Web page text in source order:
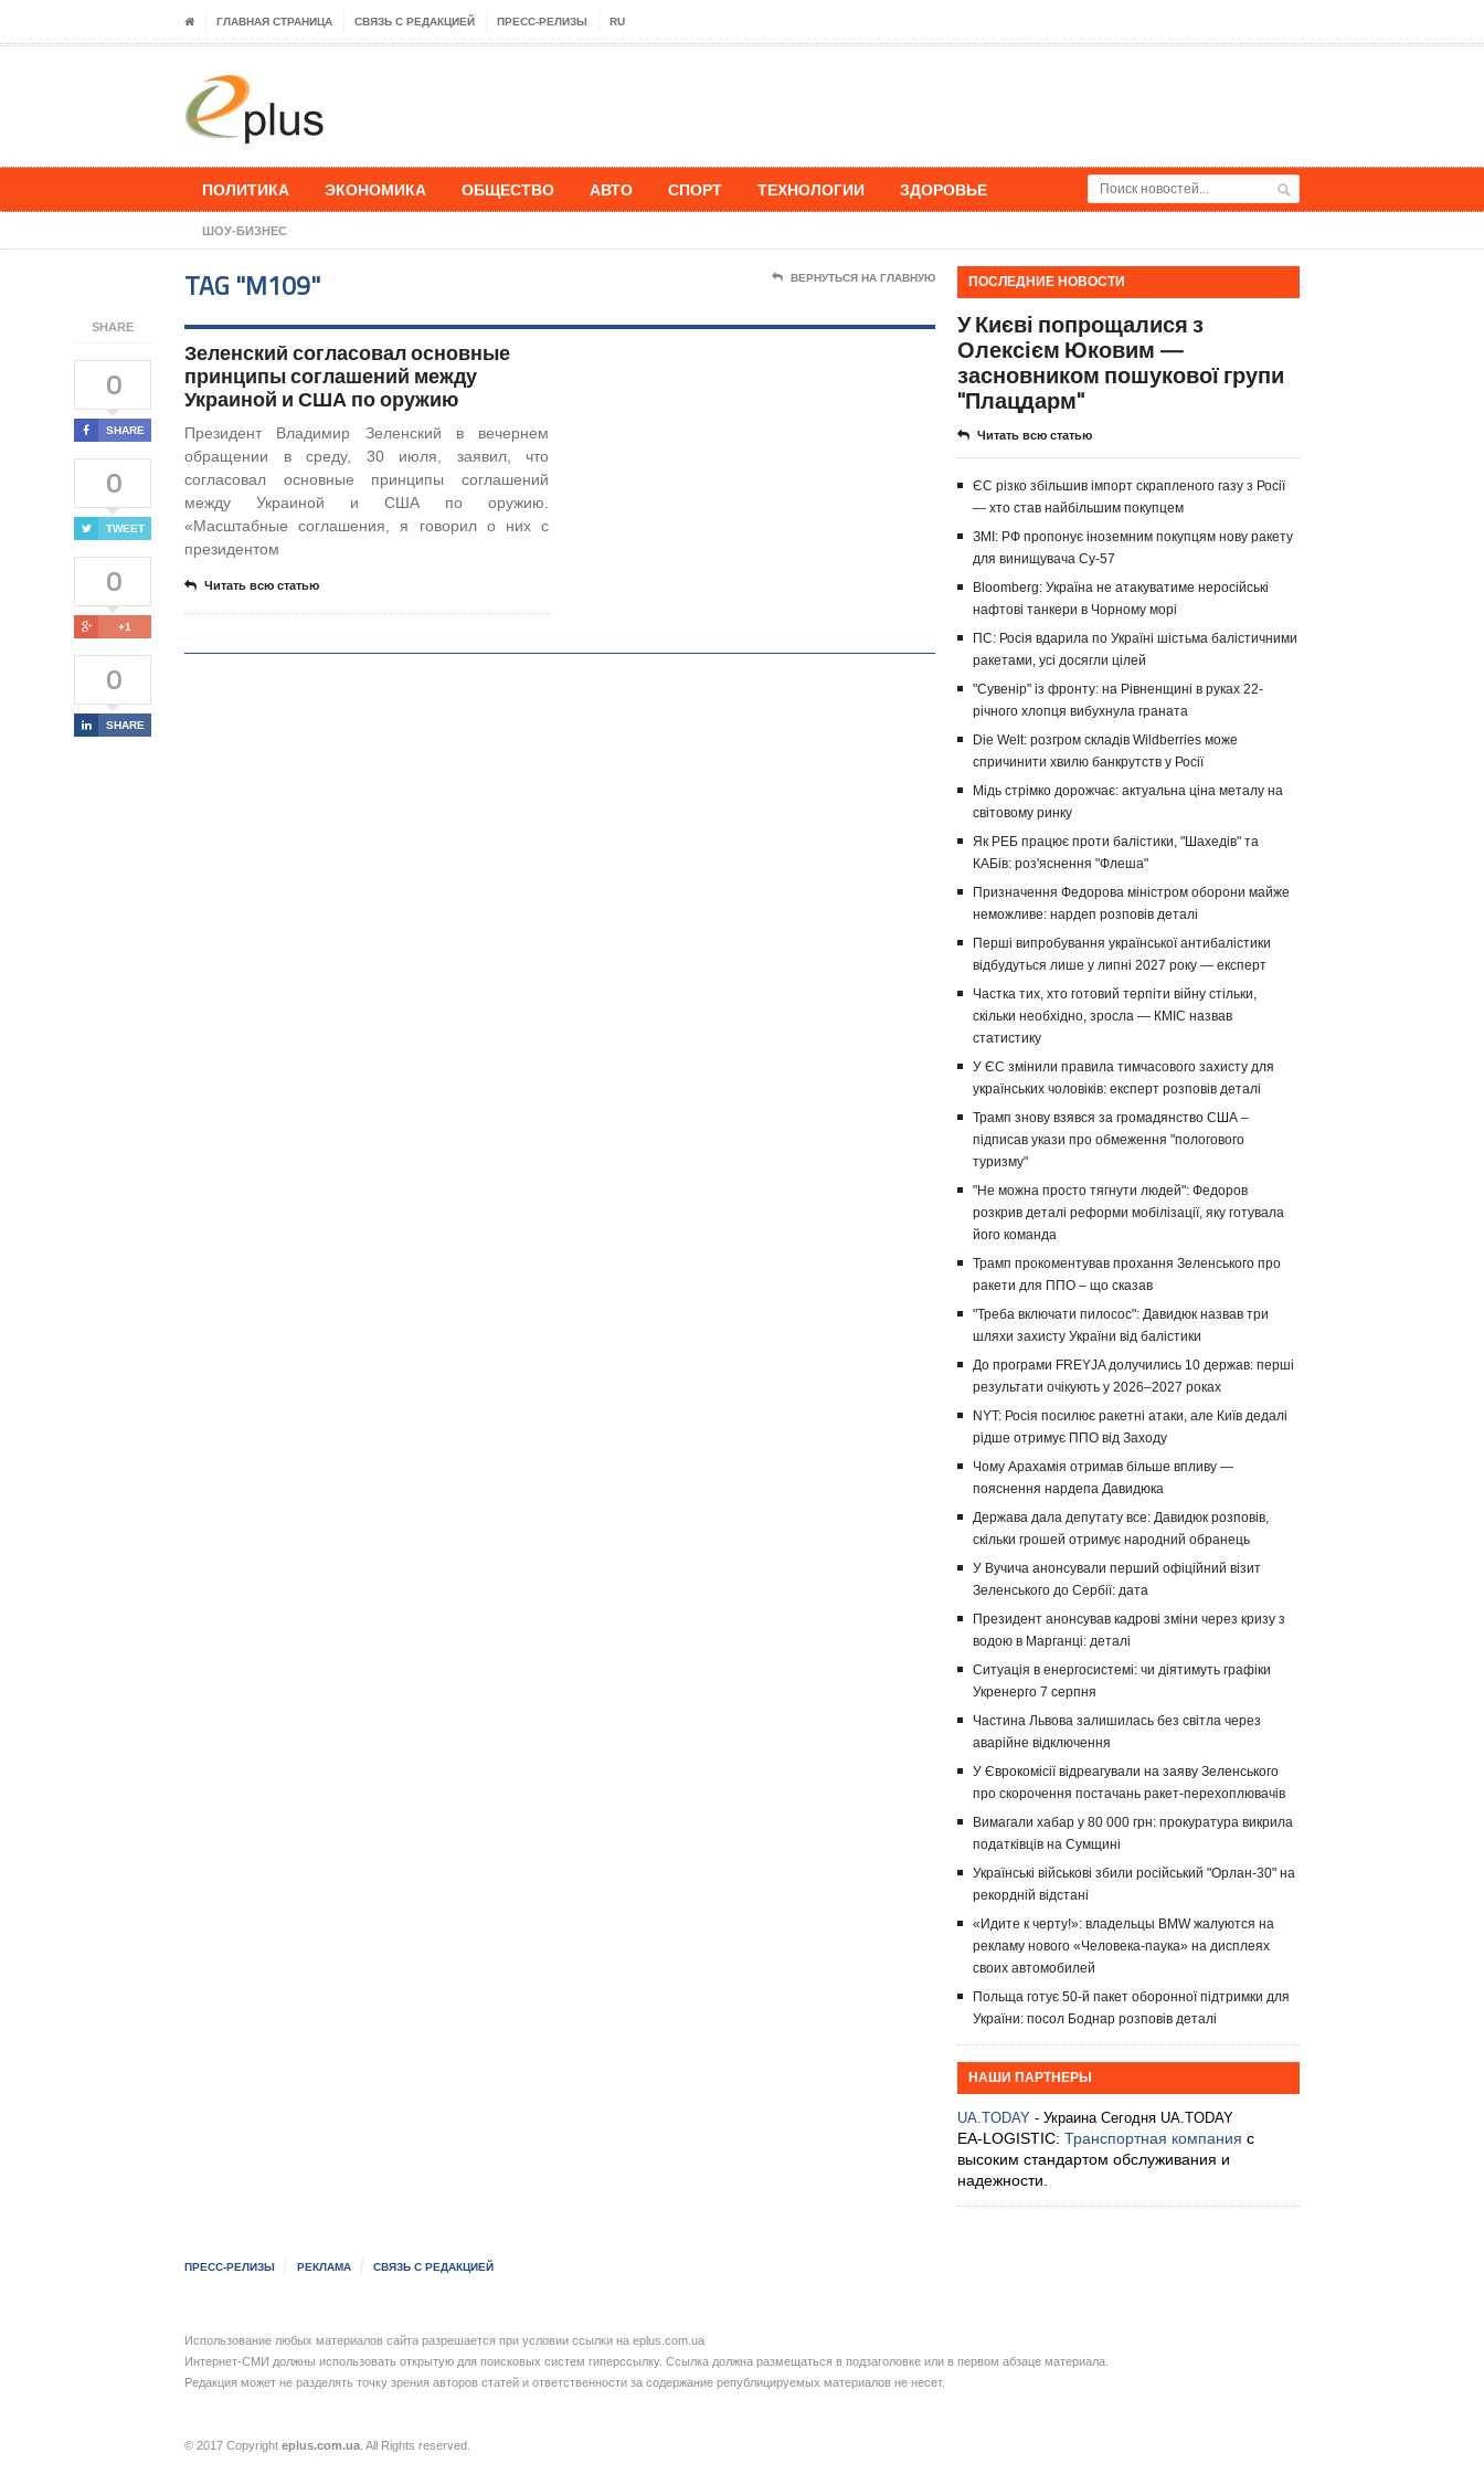
ГЛАВНАЯ СТРАНИЦА СВЯЗЬ С РЕДАКЦИЕЙ ПРЕСС-РЕЛИЗЫ RU
ПОЛИТИКА ЭКОНОМИКА ОБЩЕСТВО АВТО СПОРТ ТЕХНОЛОГИИ ЗДОРОВЬЕ
ШОУ-БИЗНЕС
SHARE
0
SHARE
0
TWEET
0
+1
0
SHARE
TAG "M109" ВЕРНУТЬСЯ НА ГЛАВНУЮ
Зеленский согласовал основные
принципы соглашений между
Украиной и США по оружию
Президент Владимир Зеленский в вечернем
обращении в среду, 30 июля, заявил, что
согласовал основные принципы соглашений
между Украиной и США по оружию.
«Масштабные соглашения, я говорил о них с
президентом
Читать всю статью
ПОСЛЕДНИЕ НОВОСТИ
У Києві попрощалися з
Олексієм Юковим —
засновником пошукової групи
"Плацдарм"
Читать всю статью
ЄС різко збільшив імпорт скрапленого газу з Росії
— хто став найбільшим покупцем
ЗМІ: РФ пропонує іноземним покупцям нову ракету
для винищувача Су-57
Bloomberg: Україна не атакуватиме неросійські
нафтові танкери в Чорному морі
ПС: Росія вдарила по Україні шістьма балістичними
ракетами, усі досягли цілей
"Сувенір" із фронту: на Рівненщині в руках 22-
річного хлопця вибухнула граната
Die Welt: розгром складів Wildberries може
спричинити хвилю банкрутств у Росії
Мідь стрімко дорожчає: актуальна ціна металу на
світовому ринку
Як РЕБ працює проти балістики, "Шахедів" та
КАБів: роз'яснення "Флеша"
Призначення Федорова міністром оборони майже
неможливе: нардеп розповів деталі
Перші випробування української антибалістики
відбудуться лише у липні 2027 року — експерт
Частка тих, хто готовий терпіти війну стільки,
скільки необхідно, зросла — КМІС назвав
статистику
У ЄС змінили правила тимчасового захисту для
українських чоловіків: експерт розповів деталі
Трамп знову взявся за громадянство США –
підписав укази про обмеження "пологового
туризму"
"Не можна просто тягнути людей": Федоров
розкрив деталі реформи мобілізації, яку готувала
його команда
Трамп прокоментував прохання Зеленського про
ракети для ППО – що сказав
"Треба включати пилосос": Давидюк назвав три
шляхи захисту України від балістики
До програми FREYJA долучились 10 держав: перші
результати очікують у 2026–2027 роках
NYT: Росія посилює ракетні атаки, але Київ дедалі
рідше отримує ППО від Заходу
Чому Арахамія отримав більше впливу —
пояснення нардепа Давидюка
Держава дала депутату все: Давидюк розповів,
скільки грошей отримує народний обранець
У Вучича анонсували перший офіційний візит
Зеленського до Сербії: дата
Президент анонсував кадрові зміни через кризу з
водою в Марганці: деталі
Ситуація в енергосистемі: чи діятимуть графіки
Укренерго 7 серпня
Частина Львова залишилась без світла через
аварійне відключення
У Єврокомісії відреагували на заяву Зеленського
про скорочення постачань ракет-перехоплювачів
Вимагали хабар у 80 000 грн: прокуратура викрила
податківців на Сумщині
Українські військові збили російський "Орлан-30" на
рекордній відстані
«Идите к черту!»: владельцы BMW жалуются на
рекламу нового «Человека-паука» на дисплеях
своих автомобилей
Польща готує 50-й пакет оборонної підтримки для
України: посол Боднар розповів деталі
НАШИ ПАРТНЕРЫ
UA.TODAY - Украина Сегодня UA.TODAY
EA-LOGISTIC: Транспортная компания с
высоким стандартом обслуживания и
надежности.
ПРЕСС-РЕЛИЗЫ РЕКЛАМА СВЯЗЬ С РЕДАКЦИЕЙ
Использование любых материалов сайта разрешается при условии ссылки на eplus.com.ua
Интернет-СМИ должны использовать открытую для поисковых систем гиперссылку. Ссылка должна размещаться в подзаголовке или в первом абзаце материала.
Редакция может не разделять точку зрения авторов статей и ответственности за содержание републицируемых материалов не несет.
© 2017 Copyright eplus.com.ua. All Rights reserved.